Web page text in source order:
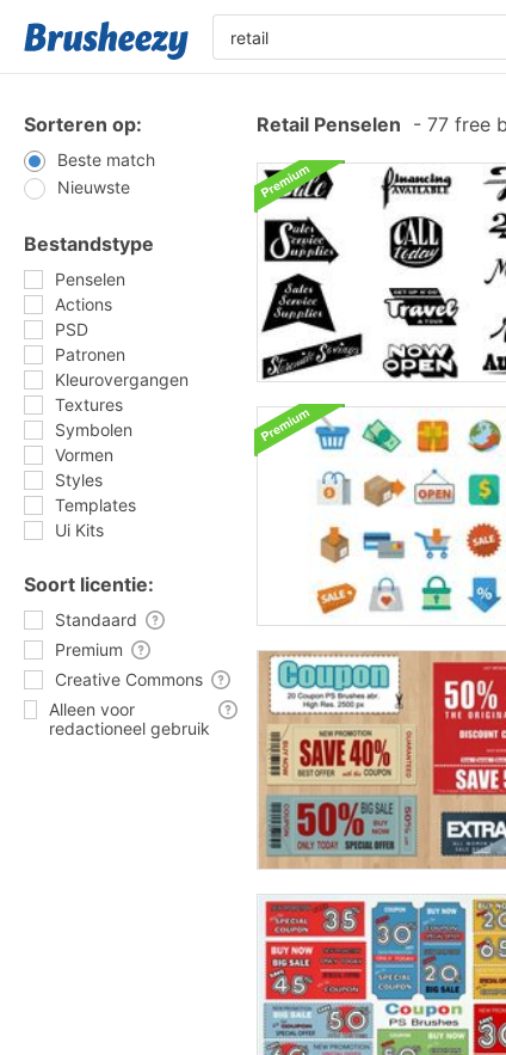
Sorteren op:
Beste match
Nieuwste
Bestandstype
Penselen
Actions
PSD
Patronen
Kleurovergangen
Textures
Symbolen
Vormen
Styles
Templates
Ui Kits
Soort licentie:
Standaard
Premium
Creative Commons
Alleen voor
redactioneel gebruik
Retail Penselen - 77 free